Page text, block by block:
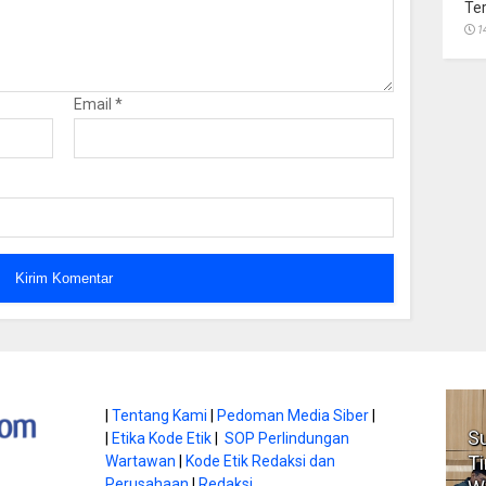
Email *
|Tentang Kami Pedoman Media Siber
Etika Kode Etik |SOP Perlindungan
Wartawan
Kode Etik Redaksi dan
FBIM Jadi Momentum
Perkuat Identitas Budaya
Subandi Harap
Tingkatkan